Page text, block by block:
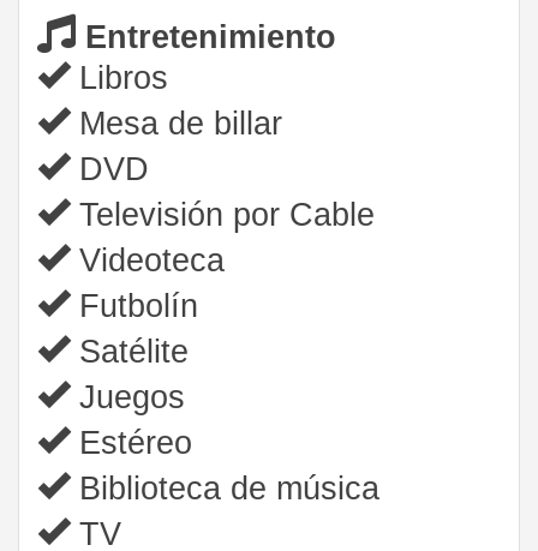
Entretenimiento
Libros
Mesa de billar
DVD
Televisión por Cable
Videoteca
Futbolín
Satélite
Juegos
Estéreo
Biblioteca de música
TV